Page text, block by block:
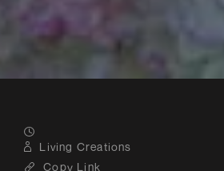
Living Creations
Copy Link